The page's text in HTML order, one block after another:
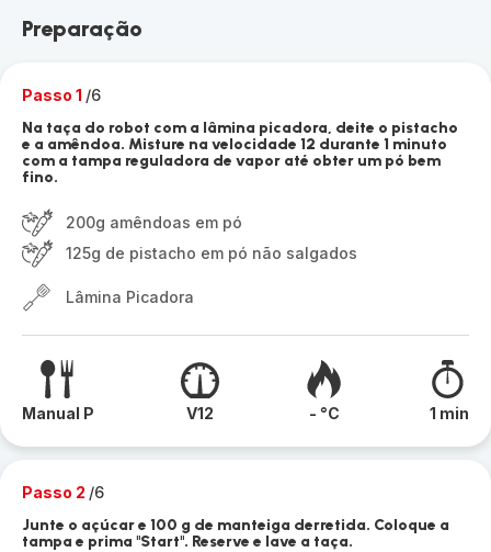
Preparação
Passo 1 /6
Na taça do robot com a lâmina picadora, deite o pistacho
e a amêndoa. Misture na velocidade 12 durante 1 minuto
com a tampa reguladora de vapor até obter um pó bem
fino.
200g amêndoas em pó
125g de pistacho em pó não salgados
Lâmina Picadora
Manual P V12 - °C 1 min
Passo 2 /6
Junte o açúcar e 100 g de manteiga derretida. Coloque a
tampa e prima "Start". Reserve e lave a taça.